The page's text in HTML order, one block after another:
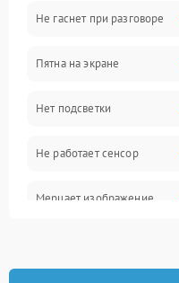
Зарядка
Проблемы с питанием,
Проблемы с работой
Не гаснет при разговоре
Пятна на экране
Нет подсветки
Не работает сенсор
Мерцает изображение